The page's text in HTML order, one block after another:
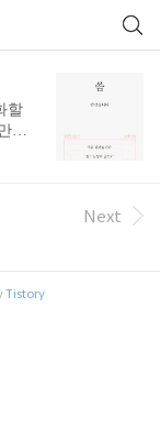
할
명
서
있
야
Next
Tistory